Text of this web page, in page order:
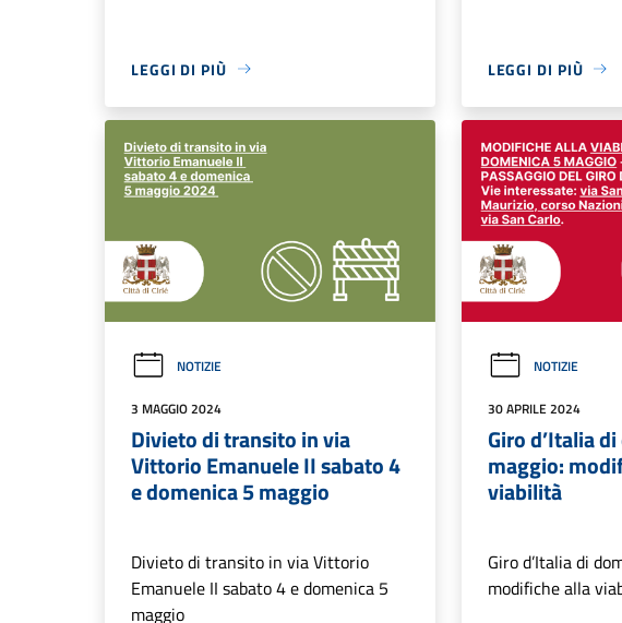
LEGGI DI PIÙ LEGGI DI PIÙ
NOTIZIE
3 MAGGIO 2024
Divieto di transito in via
Vittorio Emanuele II sabato 4
e domenica 5 maggio
Divieto di transito in via Vittorio
Emanuele II sabato 4 e domenica 5
maggio
NOTIZIE
30 APRILE 2024
Giro d’Italia
maggio:
viabilità
Giro d’Italia di
modifiche alla